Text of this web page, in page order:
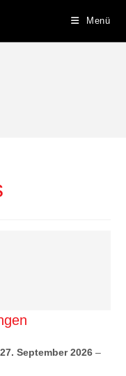
Menü
27. September 2026 –